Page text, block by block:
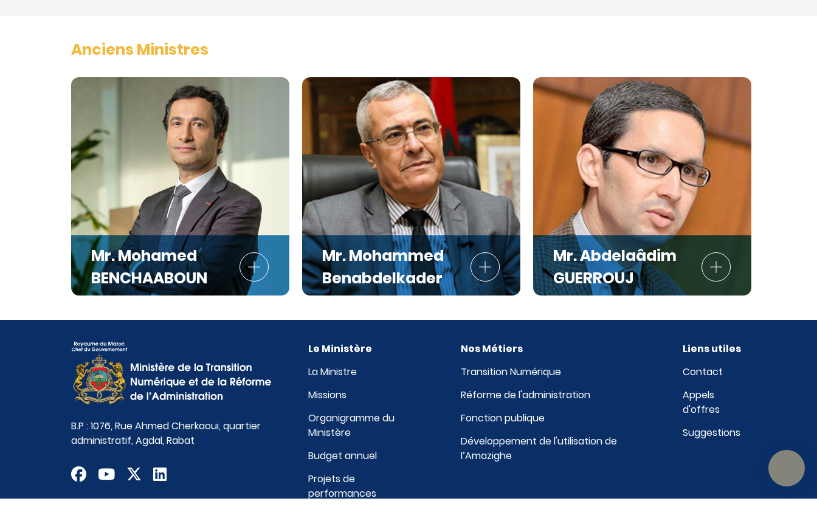
Anciens Ministres
Mr. Mohamed
BENCHAABOUN
Mr. Mohammed
Benabdelkader
Mr. Abdelaâdim
GUERROUJ
B.P : 1076, Rue Ahmed Cherkaoui, quartier
administratif, Agdal, Rabat
Le Ministère
La Ministre
Missions
Organigramme du
Ministère
Budget annuel
Projets de
performances
Nos Métiers
Transition Numérique
Réforme de l'administration
Fonction publique
Développement de l'utilisation de
l’Amazighe
Liens utiles
Contact
Appels
d'offres
Suggestions